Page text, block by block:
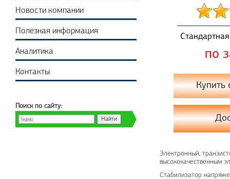
Новости компании
Полезная информация
Аналитика
Контакты
Поиск по сайту:
по
Купить
Электронный,
высококачественным
Стабилизатор